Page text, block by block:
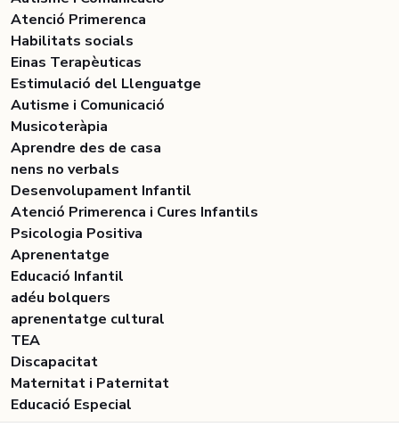
Atenció Primerenca
Habilitats socials
Einas Terapèuticas
Estimulació del Llenguatge
Autisme i Comunicació
Musicoteràpia
Aprendre des de casa
nens no verbals
Desenvolupament Infantil
Atenció Primerenca i Cures Infantils
Psicologia Positiva
Aprenentatge
Educació Infantil
adéu bolquers
aprenentatge cultural
TEA
Discapacitat
Maternitat i Paternitat
Educació Especial